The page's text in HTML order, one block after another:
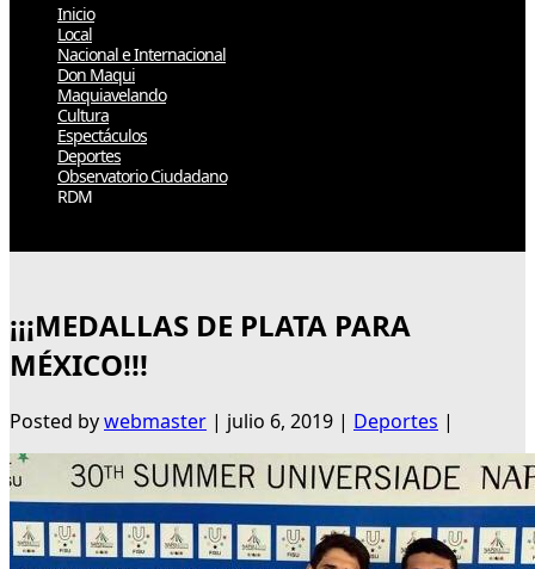
Inicio
Local
Nacional e Internacional
Don Maqui
Maquiavelando
Cultura
Espectáculos
Deportes
Observatorio Ciudadano
RDM
¡¡¡MEDALLAS DE PLATA PARA
MÉXICO!!!
Posted bywebmaster | julio 6, 2019 | Deportes |